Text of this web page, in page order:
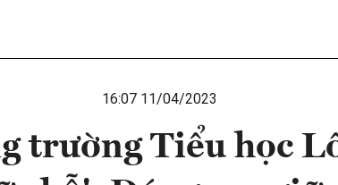
16:07 11/04/2023
trường Tiểu học